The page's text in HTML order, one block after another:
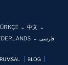
中文
فارسی
BLOG